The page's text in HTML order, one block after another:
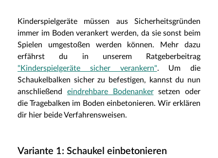
Kinderspielgeräte müssen aus Sicherheitsgründen
immer im Boden verankert werden, da sie sonst beim
Spielen umgestoßen werden können. Mehr dazu
erfährst du in unserem Ratgeberbeitrag
"Kinderspielgeräte sicher verankern". Um die
Schaukelbalken sicher zu befestigen, kannst du nun
anschließend
eindrehbare Bodenankersetzen oder
die Tragebalken im Boden einbetonieren. Wir erklären
dir hier beide Verfahrensweisen.
Variante 1: Schaukel einbetonieren